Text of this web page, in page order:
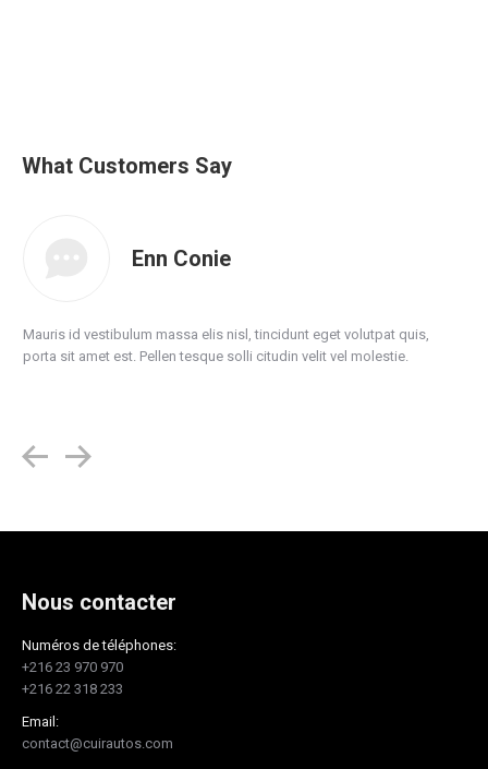
What Customers Say
Enn Conie
Mauris id vestibulum massa elis nisl, tincidunt eget volutpat quis,
porta sit amet est. Pellen tesque solli citudin velit vel molestie.
Nous contacter
Numéros de téléphones:
+216 23 970 970
+216 22 318 233
Email:
contact@cuirautos.com